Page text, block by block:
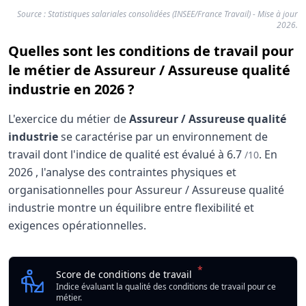
Source : Statistiques salariales consolidées (INSEE/France Travail) - Mise à jour
2026.
Quelles sont les conditions de travail pour
le métier de Assureur / Assureuse qualité
industrie en 2026 ?
L'exercice du métier deAssureur / Assureuse qualité
industriese caractérise par un environnement de
travail dont l'indice de qualité est évalué à 6.7 /10. En
2026 , l'analyse des contraintes physiques et
organisationnelles pour Assureur / Assureuse qualité
industrie montre un équilibre entre flexibilité et
exigences opérationnelles.
Analyse des conditions de travail : Assureur /
Indicateur
Qualité globale de l'environnement Assureur /
Score de conditions de travail *
Indice évaluant la qualité des conditions de travail pour ce
métier.